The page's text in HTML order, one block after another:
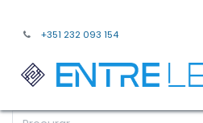
+351 232 093 154